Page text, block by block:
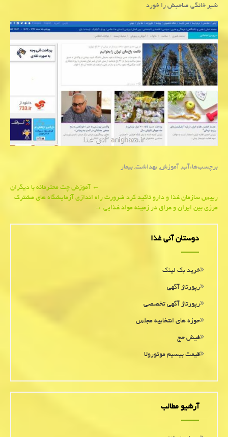
شیر خانگی صاحبش را خورد
برچسب‌ها:آب,آموزش,بهداشت,بیمار
navigation
←آموزش چت محترمانه با دیگران
رییس سازمان غذا و دارو تاكید كرد ضرورت راه اندازی آزمایشگاه های مشترك
مرزی بین ایران و عراق در زمینه مواد غذایی→
دوستان آنی غذا
خرید بک لینک
رپورتاژ آگهی
رپورتاژ آگهی تخصصی
حوزه های انتخابیه مجلس
فیش حج
قیمت بیسیم موتورولا
آرشیو مطالب